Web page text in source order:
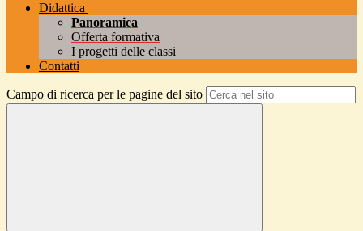
Didattica
Panoramica
Offerta formativa
I progetti delle classi
Contatti
Campo di ricerca per le pagine del sito